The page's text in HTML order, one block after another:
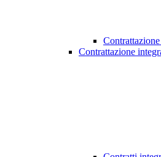
Contrattazione